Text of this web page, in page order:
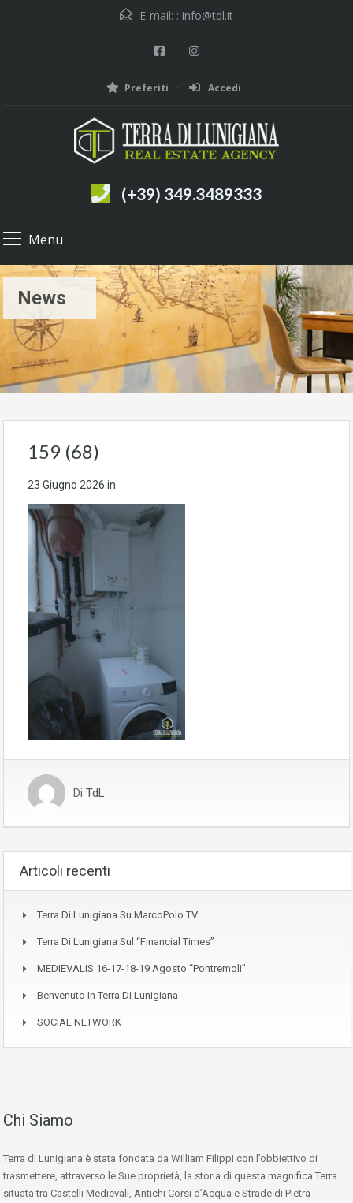
E-mail: : info@tdl.it
Preferiti Accedi
(+39) 349.3489333
Menu
News
159 (68)
23 Giugno 2026 in
Di TdL
Articoli recenti
Terra Di Lunigiana Su MarcoPolo TV
Terra Di Lunigiana Sul “Financial Times”
MEDIEVALIS 16-17-18-19 Agosto “Pontremoli”
Benvenuto In Terra Di Lunigiana
SOCIAL NETWORK
Chi Siamo
Terra di Lunigiana è stata fondata da William Filippi con l’obbiettivo di
trasmettere, attraverso le Sue proprietà, la storia di questa magnifica Terra
situata tra Castelli Medievali, Antichi Corsi d’Acqua e Strade di Pietra